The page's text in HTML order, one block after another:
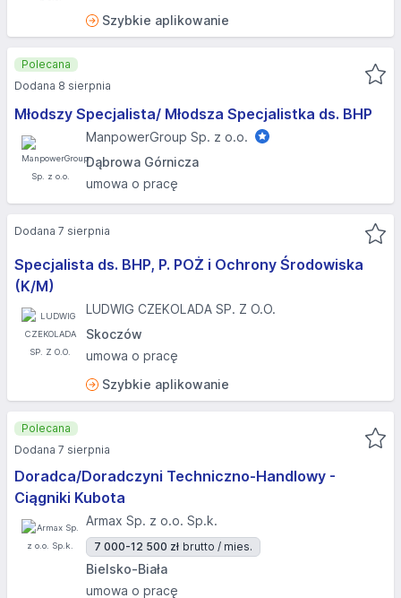
Szybkie aplikowanie
Młodszy Specjalista/ Młodsza Specjalistka ds. BHP
ManpowerGroup Sp. z o.o.
Dąbrowa Górnicza
umowa o pracę
Polecana
Dodana 8 sierpnia
Specjalista ds. BHP, P. POŻ i Ochrony Środowiska
(K/M)
LUDWIG CZEKOLADA SP. Z O.O.
Skoczów
umowa o pracę
Szybkie aplikowanie
Dodana 7 sierpnia
Doradca/Doradczyni Techniczno-Handlowy -
Ciągniki Kubota
Armax Sp. z o.o. Sp.k.
7 000-12 500 zł brutto / mies.
Bielsko-Biała
umowa o pracę
Polecana
Dodana 7 sierpnia